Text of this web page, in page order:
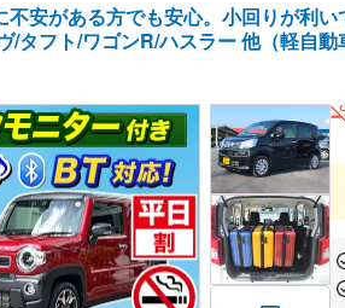
不安がある方でも安心。小回りが利
/タフト/ワゴンR/ハスラー 他（軽自動